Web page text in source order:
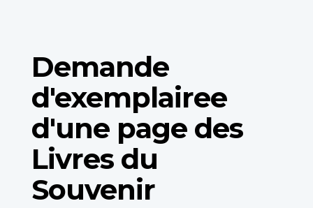
Demande
d'exemplairee
d'une page des
Livres du
Souvenir